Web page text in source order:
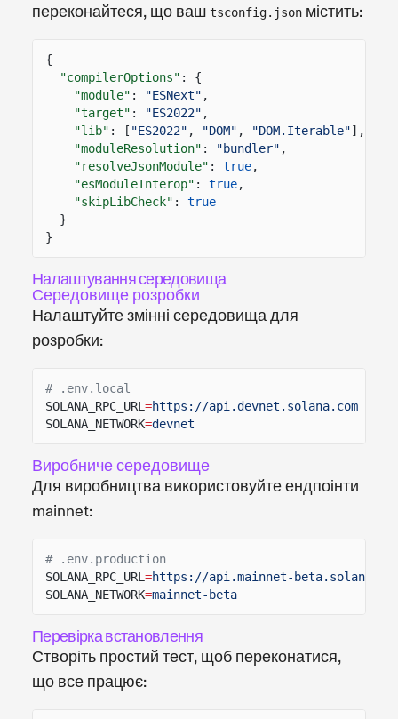
переконайтеся, що ваш tsconfig.json містить:
{
"compilerOptions" : {
"module" : "ESNext" ,
"target" : "ES2022" ,
"lib" : [ "ES2022" , "DOM" , "DOM.Iterable"],
"moduleResolution" : "bundler" ,
"resolveJsonModule" : true,
"esModuleInterop" : true,
"skipLibCheck" :
true
}
}
Налаштування середовища
Середовище розробки
Налаштуйте змінні середовища для
розробки:
# .env.local
SOLANA_RPC_URL =https://api.devnet.solana.com
SOLANA_NETWORK=devnet
Виробниче середовище
Для виробництва використовуйте ендпоінти
mainnet:
# .env.production
SOLANA_RPC_URL =https://api.mainnet-
SOLANA_NETWORK=mainnet-beta
Перевірка встановлення
Створіть простий тест, щоб переконатися,
що все працює: